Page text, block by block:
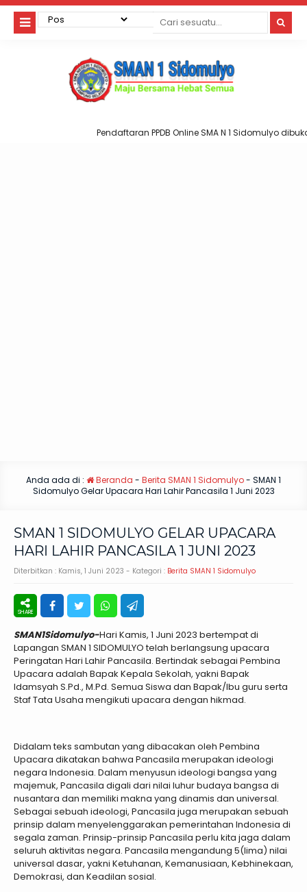
Pendaftaran PPDB Online SMA N 1 Sidomulyo
Anda ada di : Beranda - Berita SMAN 1 Sidomulyo- SMAN 1
Sidomulyo Gelar Upacara Hari Lahir Pancasila 1 Juni 2023
SMAN 1 SIDOMULYO GELAR UPACARA
HARI LAHIR PANCASILA 1 JUNI 2023
Diterbitkan : Kamis, 1 Juni 2023 - Kategori : Berita SMAN 1 Sidomulyo
SMAN1Sidomulyo-Hari Kamis, 1 Juni 2023 bertempat di
Lapangan SMAN 1 SIDOMULYO telah berlangsung upacara
Peringatan Hari Lahir Pancasila. Bertindak sebagai Pembina
Upacara adalah Bapak Kepala Sekolah, yakni Bapak
Idamsyah S.Pd., M.Pd. Semua Siswa dan Bapak/Ibu guru serta
Staf Tata Usaha mengikuti upacara dengan hikmad.
Didalam teks sambutan yang dibacakan oleh Pembina
Upacara dikatakan bahwa Pancasila merupakan ideologi
negara Indonesia. Dalam menyusun ideologi bangsa yang
majemuk, Pancasila digali dari nilai luhur budaya bangsa di
nusantara dan memiliki makna yang dinamis dan universal.
Sebagai sebuah ideologi, Pancasila juga merupakan sebuah
prinsip dalam menyelenggarakan pemerintahan Indonesia di
segala zaman. Prinsip-prinsip Pancasila perlu kita jaga dalam
seluruh aktivitas negara. Pancasila mengandung 5(lima) nilai
universal dasar, yakni Ketuhanan, Kemanusiaan, Kebhinekaan,
Demokrasi, dan Keadilan sosial.